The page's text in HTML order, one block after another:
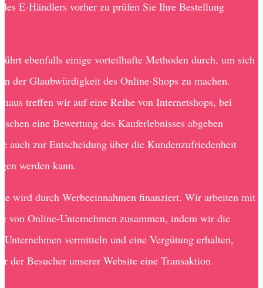
E-Händlers vorher zu prüfen Sie Ihre Bestellung
ebenfalls einige vorteilhafte Methoden durch, um sich
der Glaubwürdigkeit des Online-Shops zu machen.
treffen wir auf eine Reihe von Internetshops, bei
eine Bewertung des Kauferlebnisses abgeben
auch zur Entscheidung über die Kundenzufriedenheit
werden kann.
wird durch Werbeeinnahmen finanziert. Wir arbeiten mit
von Online-Unternehmen zusammen, indem wir die
Unternehmen vermitteln und eine Vergütung erhalten,
der Besucher unserer Website eine Transaktion